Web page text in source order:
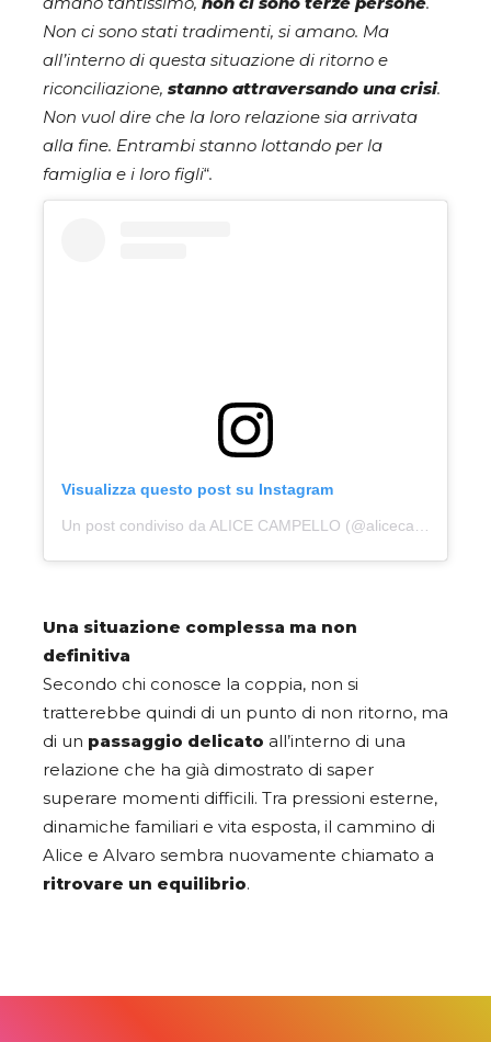
Non ci sono stati tradimenti, si amano. Ma
all’interno di questa situazione di ritorno e
riconciliazione, stanno attraversando una crisi.
Non vuol dire che la loro relazione sia arrivata
alla fine. Entrambi stanno lottando per la
famiglia e i loro figli“.
Visualizza questo post su Instagram
Una situazione complessa ma non
definitiva
Secondo chi conosce la coppia, non si
tratterebbe quindi di un punto di non ritorno, ma
di un passaggio delicato all’interno di una
relazione che ha già dimostrato di saper
superare momenti difficili. Tra pressioni esterne,
dinamiche familiari e vita esposta, il cammino di
Alice e Alvaro sembra nuovamente chiamato a
ritrovare un equilibrio.